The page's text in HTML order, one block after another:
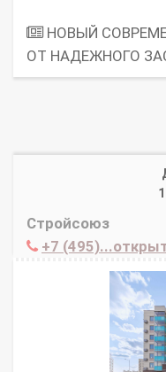
НОВЫЙ
ОТ НАДЕЖНОГО
Стройсоюз
+7